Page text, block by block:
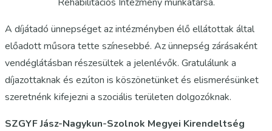
A díjátadó ünnepséget az intézményben élő ellátottak által
előadott műsora tette színesebbé. Az ünnepség zárásaként
vendéglátásban részesültek a jelenlévők. Gratulálunk a
díjazottaknak és ezúton is köszönetünket és elismerésünket
szeretnénk kifejezni a szociális területen dolgozóknak.
SZGYF Jász-Nagykun-Szolnok Megyei Kirendeltség